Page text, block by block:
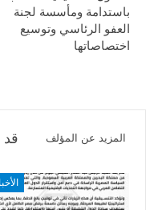
باستدامة ومأسسة لجنة
العفو الرئاسي وتوسيع
اختصاصاتها
قد المزيد عن المؤلف